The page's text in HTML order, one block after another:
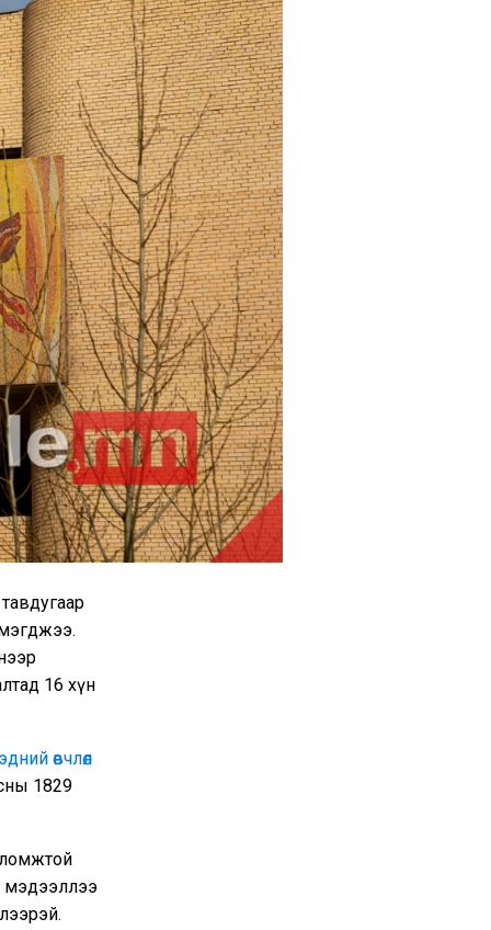
16 хүн
өвчлөл
1829
мэдээллээ